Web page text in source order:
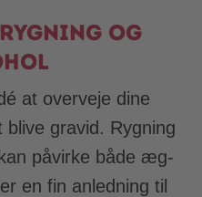
og
at overveje dine
gravid. Rygning
påvirke både æg-
en fin anledning til